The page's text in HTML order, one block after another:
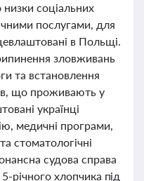
соціальних
послугами, для
в Польщі.
зловживань
та встановлення
що проживають у
українці
медичні програми,
стоматологічні
судова справа
річного хлопчика під